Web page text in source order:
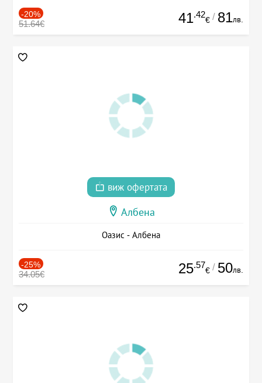
-20%
51.64€ 41.42
€ / 81лв.
виж офертата
Албена
Оазис - Албена
-25%
34.05€ 25.57
€ / 50лв.